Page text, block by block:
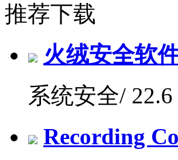
推荐下载
火绒安全软
系统安全/
Recording